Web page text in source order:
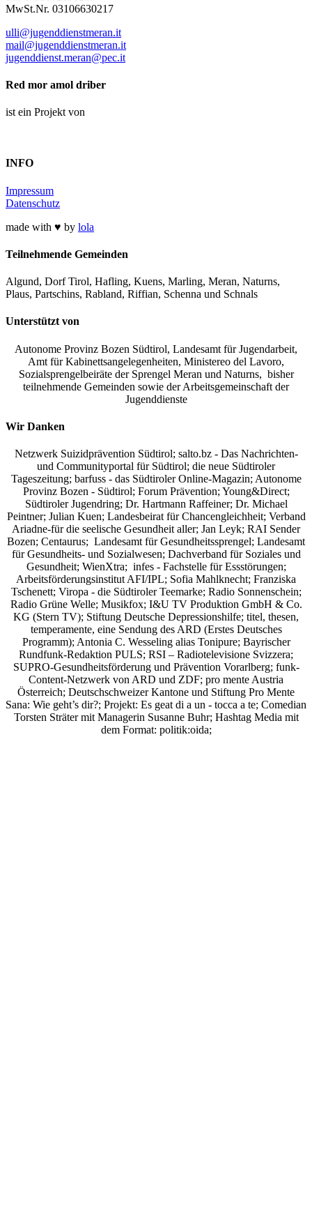
MwSt.Nr. 03106630217
ulli@jugenddienstmeran.it
mail@jugenddienstmeran.it
jugenddienst.meran@pec.it
Red mor amol driber
ist ein Projekt von
INFO
Impressum
Datenschutz
made with ♥ by lola
Teilnehmende Gemeinden
Algund, Dorf Tirol, Hafling, Kuens, Marling, Meran, Naturns,
Plaus, Partschins, Rabland, Riffian, Schenna und Schnals
Unterstützt von
Autonome Provinz Bozen Südtirol, Landesamt für Jugendarbeit,
Amt für Kabinettsangelegenheiten, Ministereo del Lavoro,
Sozialsprengelbeiräte der Sprengel Meran und Naturns, bisher
teilnehmende Gemeinden sowie der Arbeitsgemeinschaft der
Jugenddienste
Wir Danken
Netzwerk Suizidprävention Südtirol; salto.bz - Das Nachrichten-
und Communityportal für Südtirol; die neue Südtiroler
Tageszeitung; barfuss - das Südtiroler Online-Magazin; Autonome
Provinz Bozen - Südtirol; Forum Prävention; Young&Direct;
Südtiroler Jugendring; Dr. Hartmann Raffeiner; Dr. Michael
Peintner; Julian Kuen; Landesbeirat für Chancengleichheit; Verband
Ariadne-für die seelische Gesundheit aller; Jan Leyk; RAI Sender
Bozen; Centaurus; Landesamt für Gesundheitssprengel; Landesamt
für Gesundheits- und Sozialwesen; Dachverband für Soziales und
Gesundheit; WienXtra; infes - Fachstelle für Essstörungen;
Arbeitsförderungsinstitut AFI/IPL; Sofia Mahlknecht; Franziska
Tschenett; Viropa - die Südtiroler Teemarke; Radio Sonnenschein;
Radio Grüne Welle; Musikfox; I&U TV Produktion GmbH & Co.
KG (Stern TV); Stiftung Deutsche Depressionshilfe; titel, thesen,
temperamente, eine Sendung des ARD (Erstes Deutsches
Programm); Antonia C. Wesseling alias Tonipure; Bayrischer
Rundfunk-Redaktion PULS; RSI – Radiotelevisione Svizzera;
SUPRO-Gesundheitsförderung und Prävention Vorarlberg; funk-
Content-Netzwerk von ARD und ZDF; pro mente Austria
Österreich; Deutschschweizer Kantone und Stiftung Pro Mente
Sana: Wie geht’s dir?; Projekt: Es geat di a un - tocca a te; Comedian
Torsten Sträter mit Managerin Susanne Buhr; Hashtag Media mit
dem Format: politik:oida;